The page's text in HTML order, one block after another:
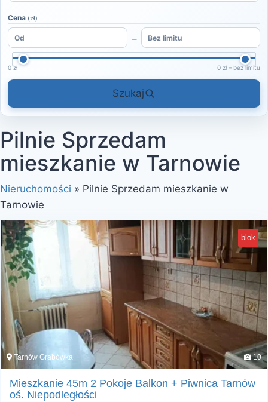
Cena (zł)
–
0 zł 0 zł – bez limitu
Szukaj
Pilnie Sprzedam
mieszkanie w Tarnowie
Nieruchomości » Pilnie Sprzedam mieszkanie w
Tarnowie
blok
Tarnów Grabówka 10
Mieszkanie 45m 2 Pokoje Balkon + Piwnica Tarnów
oś. Niepodległości